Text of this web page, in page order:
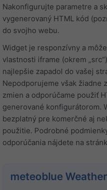
Nakonfigurujte parametre a
vygenerovaný HTML kód
do svojho webu.
Widget je responzívny a
vlastnosti iframe (okrem
najlepšie zapadol do vašej
Nepodporujeme však žiadne
zmien a odporúčame použiť
generované konfigurátorom.
bezplatný pre komerčné aj
použitie. Podrobné
odporúčania nájdete na
meteoblue